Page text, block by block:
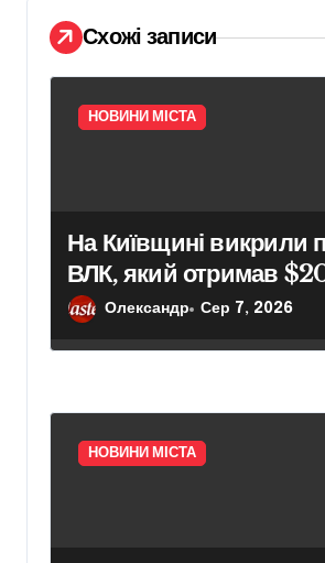
і
в
Схожі записи
НОВИНИ МІСТА
На Київщині викрили
ВЛК, який отримав
фіктивний діагноз
Олександр Сер 7, 2026
НОВИНИ МІСТА